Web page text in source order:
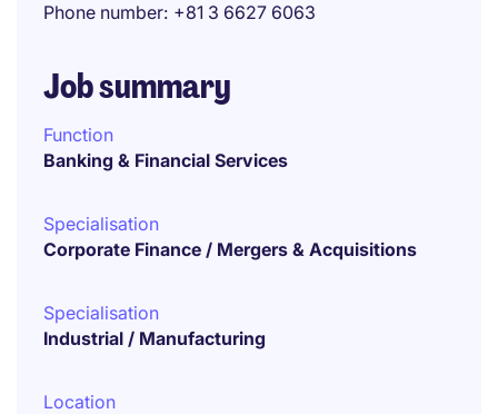
Phone number +81 3 6627 6063
Job summary
Function
Banking & Financial Services
Specialisation
Corporate Finance / Mergers & Acquisitions
Specialisation
Industrial / Manufacturing
Location